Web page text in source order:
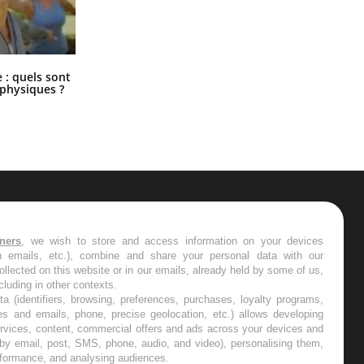
: quels sont
?
les semaines les meilleures
, we wish to store and access information on your devices
emails, etc.), combine and share your personal data with our
on this website or in our emails, already held by some of us,
in other contexts.
(identifiers, browsing, preferences, purchases, loyalty programs,
and emails, phone, precise geolocation, etc.) allows developing
content, commercial offers and ads across your devices and
email, post, SMS, phone, audio, and video), personalising them,
and analysing audiences.